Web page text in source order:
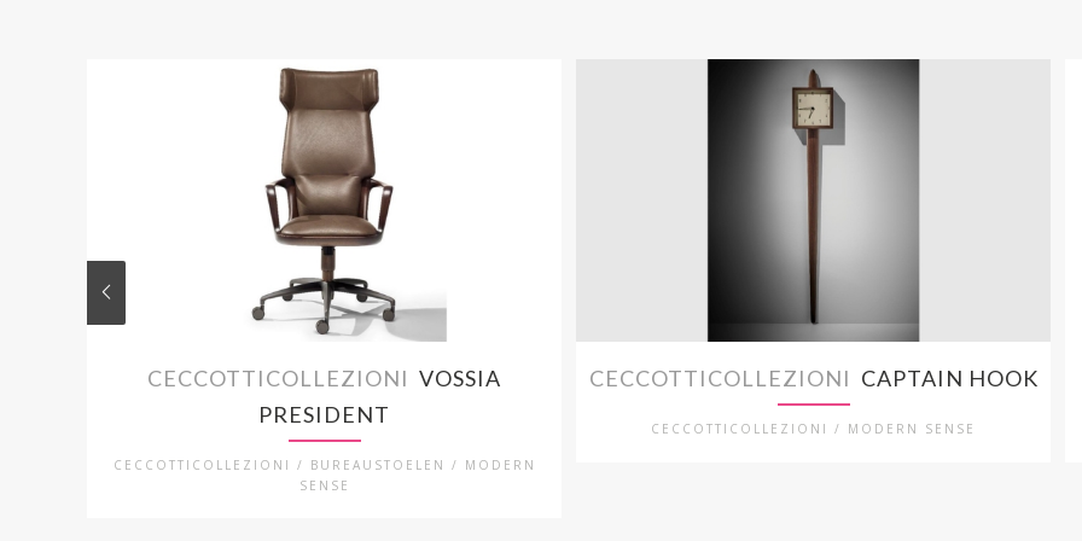
CECCOTTICOLLEZIONI VOSSIA
PRESIDENT
CECCOTTICOLLEZIONI / BUREAUSTOELEN / MODERN
SENSE
CECCOTTICOLLEZIONI CAPTAIN HOOK
CECCOTTICOLLEZIONI / MODERN SENSE